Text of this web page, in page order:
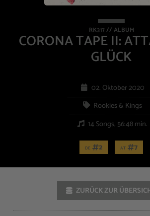
RK317 // ALBUM
CORONA TAPE II:
GLÜCK
02. Oktober 2020
Rookies & Kings
14 Songs, 56:48 min.
DE 2 AT 7
ZURÜCK ZUR